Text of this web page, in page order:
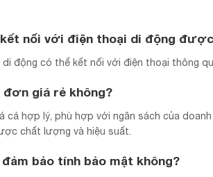
nối với điện thoại di động
di động có thể kết nối với điện thoại thông
đơn giá rẻ không?
cả hợp lý, phù hợp với ngân sách của
chất lượng và hiệu suất.
bảo tính bảo mật không?